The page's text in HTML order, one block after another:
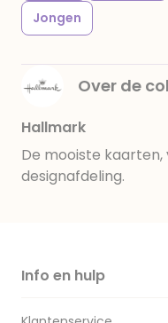
Jongen
Over de
Hallmark
De mooiste kaarten,
designafdeling.
Info en hulp